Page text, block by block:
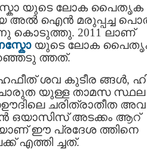
യുടെ ലോക പൈതൃക
അല്‍ ഐന്‍ മരുപ്പച്ച
കൊടുത്തു. 2011 ലാണ്
യുടെ ലോക
ഞ്ഞെടു ത്തത്.
ശവ കുടീര ങ്ങള്‍,
ചാരുത യുള്ള താമസ സ്ഥല
ചരിത്രാതീത അവ
ഒയാസിസ് അടക്കം ആറ്
യാണ് ഈ പ്രദേശ ത്തിനെ
എത്തി ച്ചത്.